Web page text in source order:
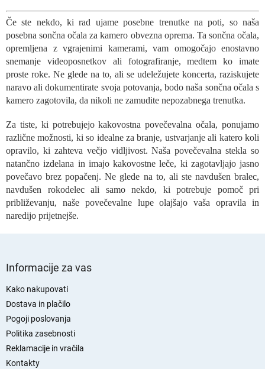
n
t
r
o
l
n
i
e
l
m
e
n
t
i
z
a
n
Če ste nekdo, ki rad ujame posebne trenutke na poti, so naša
posebna sončna očala za kamero obvezna oprema. Ta sončna očala,
opremljena z vgrajenimi kamerami, vam omogočajo enostavno
snemanje videoposnetkov ali fotografiranje, medtem ko imate
proste roke. Ne glede na to, ali se udeležujete koncerta, raziskujete
naravo ali dokumentirate svoja potovanja, bodo naša sončna očala s
kamero zagotovila, da nikoli ne zamudite nepozabnega trenutka.
Za tiste, ki potrebujejo kakovostna povečevalna očala, ponujamo
različne možnosti, ki so idealne za branje, ustvarjanje ali katero koli
opravilo, ki zahteva večjo vidljivost. Naša povečevalna stekla so
natančno izdelana in imajo kakovostne leče, ki zagotavljajo jasno
povečavo brez popačenj. Ne glede na to, ali ste navdušen bralec,
navdušen rokodelec ali samo nekdo, ki potrebuje pomoč pri
približevanju, naše povečevalne lupe olajšajo vaša opravila in
naredijo prijetnejše.
Informacije za vas
Kako nakupovati
Dostava in plačilo
Pogoji poslovanja
Politika zasebnosti
Reklamacije in vračila
Kontakty